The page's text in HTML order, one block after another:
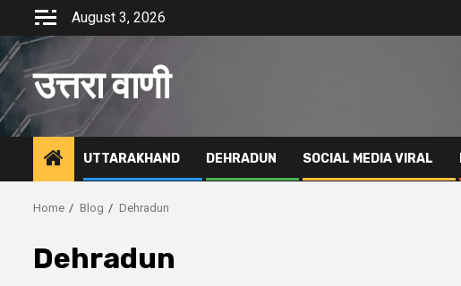
content
August 3, 2026
उत्तरा वाणी
UTTARAKHAND DEHRADUN SOCIAL MEDIA VIRAL
Home Blog Dehradun
Dehradun